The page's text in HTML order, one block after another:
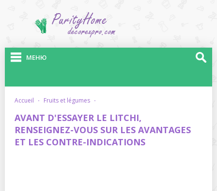
МЕНЮ
accueil · fruits et légumes ·
AVANT D'ESSAYER LE LITCHI,
RENSEIGNEZ-VOUS SUR LES AVANTAGES
ET LES CONTRE-INDICATIONS